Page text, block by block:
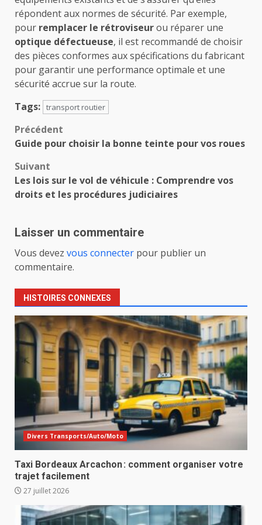
répondent aux normes de sécurité. Par exemple,
pour remplacer le rétroviseurou réparer une
optique défectueuse, il est recommandé de choisir
des pièces conformes aux spécifications du fabricant
pour garantir une performance optimale et une
sécurité accrue sur la route.
Tags: transport routier
Navigation
d’article
Précédent
Guide pour choisir la bonne teinte pour vos roues
Suivant
Les lois sur le vol de véhicule : Comprendre vos
droits et les procédures judiciaires
Laisser un commentaire
Vous devez vous connecter pour publier un
commentaire.
HISTOIRES CONNEXES
Divers Transports/Auto/Moto
Taxi Bordeaux Arcachon : comment organiser votre
trajet facilement
27 juillet 2026